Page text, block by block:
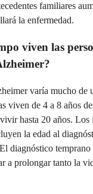
familiares
la enfermedad.
viven las
varía mucho de
viven de 4 a 8 años
hasta 20 años. Los
la edad al
diagnóstico
a prolongar tanto la